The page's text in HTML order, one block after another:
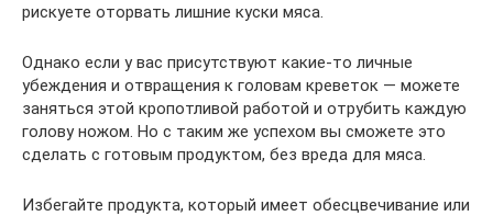
рискуете оторвать лишние куски мяса.
Однако если у вас присутствуют какие-то личные
убеждения и отвращения к головам креветок — можете
заняться этой кропотливой работой и отрубить каждую
голову ножом. Но с таким же успехом вы сможете это
сделать с готовым продуктом, без вреда для мяса.
Избегайте продукта, который имеет обесцвечивание или